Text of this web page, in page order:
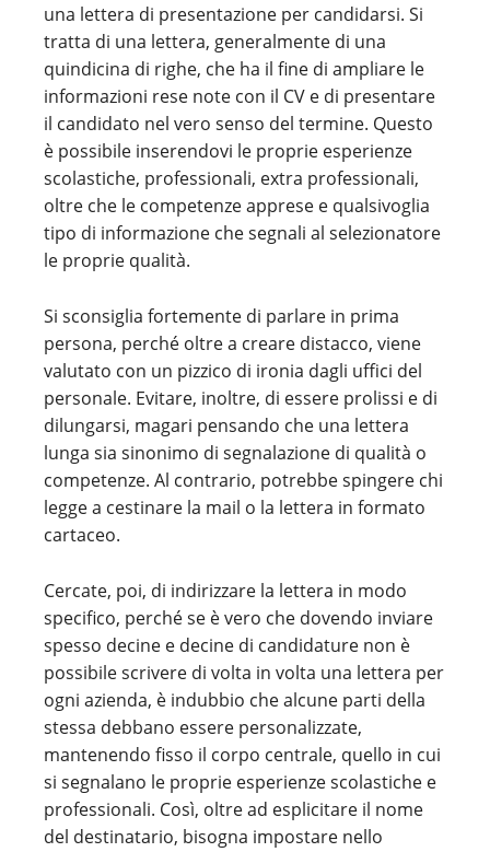
una lettera di presentazione per candidarsi. Si
tratta di una lettera, generalmente di una
quindicina di righe, che ha il fine di ampliare le
informazioni rese note con il CV e di presentare
il candidato nel vero senso del termine. Questo
è possibile inserendovi le proprie esperienze
scolastiche, professionali, extra professionali,
oltre che le competenze apprese e qualsivoglia
tipo di informazione che segnali al selezionatore
le proprie qualità.
Si sconsiglia fortemente di parlare in prima
persona, perché oltre a creare distacco, viene
valutato con un pizzico di ironia dagli uffici del
personale. Evitare, inoltre, di essere prolissi e di
dilungarsi, magari pensando che una lettera
lunga sia sinonimo di segnalazione di qualità o
competenze. Al contrario, potrebbe spingere chi
legge a cestinare la mail o la lettera in formato
cartaceo.
Cercate, poi, di indirizzare la lettera in modo
specifico, perché se è vero che dovendo inviare
spesso decine e decine di candidature non è
possibile scrivere di volta in volta una lettera per
ogni azienda, è indubbio che alcune parti della
stessa debbano essere personalizzate,
mantenendo fisso il corpo centrale, quello in cui
si segnalano le proprie esperienze scolastiche e
professionali. Così, oltre ad esplicitare il nome
del destinatario, bisogna impostare nello